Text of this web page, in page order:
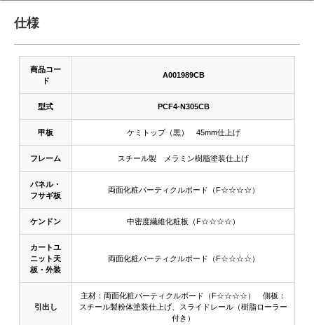
仕様
商品コー
ド
A001989CB
型式 PCF4-N305CB
甲板 ケミトップ（黒） 45mm仕上げ
フレーム スチール製 メラミン樹脂塗装仕上げ
パネル・
フサギ板
両面化粧パーティクルボード（F☆☆☆☆）
ケンドン 中密度繊維化粧板（F☆☆☆☆）
カートユ
ニット天
板・外装
両面化粧パーティクルボード（F☆☆☆☆）
引出し
主材：両面化粧パーティクルボード（F☆☆☆☆） 側板：
スチール製粉体塗装仕上げ、スライドレール（樹脂ローラー
付き）